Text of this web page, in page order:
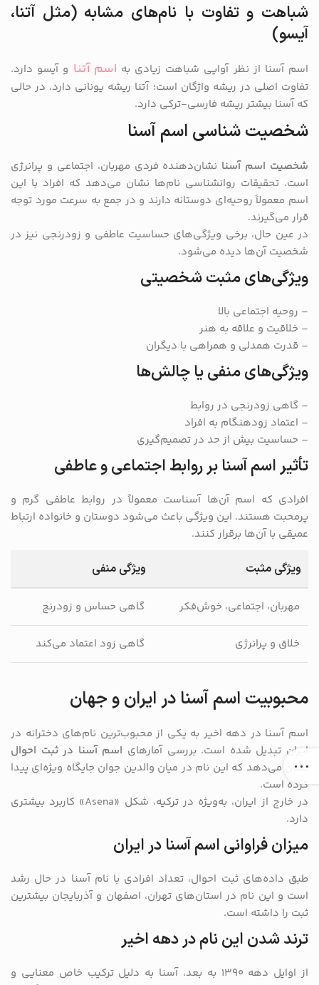
شباهت و تفاوت با نام‌های مشابه (مثل آتنا،
آیسو)
اسم آسنا از نظر آوایی شباهت زیادی به اسم آتنا و آیسو دارد.
تفاوت اصلی در ریشه واژگان است؛ آتنا ریشه یونانی دارد، در حالی
که آسنا بیشتر ریشه فارسی-ترکی دارد.
شخصیت شناسی اسم آسنا
شخصیت اسم آسنا نشان‌دهنده فردی مهربان، اجتماعی و پرانرژی
است. تحقیقات روانشناسی نام‌ها نشان می‌دهد که افراد با این
اسم معمولاً روحیه‌ای دوستانه دارند و در جمع به سرعت مورد توجه
قرار می‌گیرند.
در عین حال، برخی ویژگی‌های حساسیت عاطفی و زودرنجی نیز در
شخصیت آن‌ها دیده می‌شود.
ویژگی‌های مثبت شخصیتی
– روحیه اجتماعی بالا
– خلاقیت و علاقه به هنر
– قدرت همدلی و همراهی با دیگران
ویژگی‌های منفی یا چالش‌ها
– گاهی زودرنجی در روابط
– اعتماد زودهنگام به افراد
– حساسیت بیش از حد در تصمیم‌گیری
تأثیر اسم آسنا بر روابط اجتماعی و عاطفی
افرادی که اسم آن‌ها آسناست معمولاً در روابط عاطفی گرم و
پرمحبت هستند. این ویژگی باعث می‌شود دوستان و خانواده ارتباط
عمیقی با آن‌ها برقرار کنند.
ویژگی مثبت ویژگی منفی
مهربان، اجتماعی، خوش‌فکر گاهی حساس و زودرنج
خلاق و پرانرژی گاهی زود اعتماد می‌کند
محبوبیت اسم آسنا در ایران و جهان
اسم آسنا در دهه اخیر به یکی از محبوب‌ترین نام‌های دخترانه در
ایران تبدیل شده است. بررسی آمارهای اسم آسنا در ثبت احوال
نشان می‌دهد که این نام در میان والدین جوان جایگاه ویژه‌ای پیدا
کرده است.
در خارج از ایران، به‌ویژه در ترکیه، شکل «Asena» کاربرد بیشتری
دارد.
میزان فراوانی اسم آسنا در ایران
طبق داده‌های ثبت احوال، تعداد افرادی با نام آسنا در حال رشد
است و این نام در استان‌های تهران، اصفهان و آذربایجان بیشترین
ثبت را داشته است.
ترند شدن این نام در دهه اخیر
از اوایل دهه ۱۳۹۰ به بعد، آسنا به دلیل ترکیب خاص معنایی و